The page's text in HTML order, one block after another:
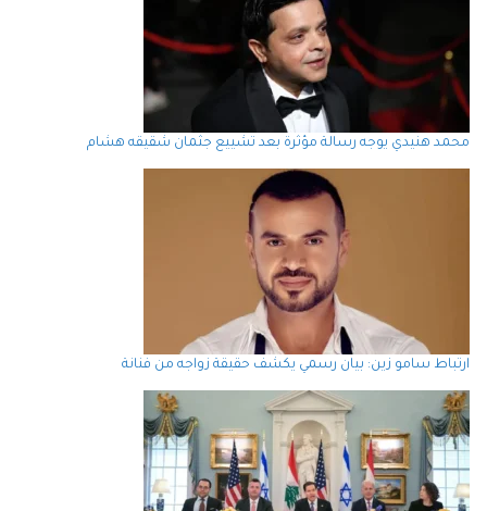
محمد هنيدي يوجه رسالة مؤثرة بعد تشييع جثمان شقيقه هشام
ارتباط سامو زين: بيان رسمي يكشف حقيقة زواجه من فنانة